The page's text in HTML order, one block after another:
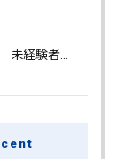
者 大募集